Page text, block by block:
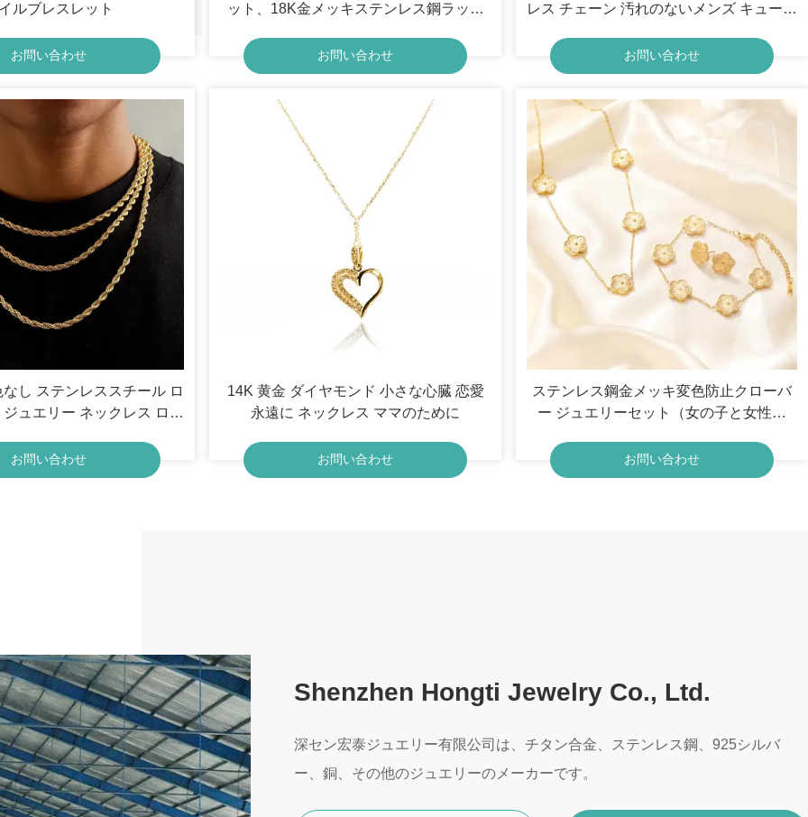
ルブレスレット
お問い合わせ
ット、18K金メッキステンレス鋼ラッキ
ルバーチェーンブレスレット、レディー
スジュエリーギフト
お問い合わせ
レス チェーン 汚れのないメンズ キューバ
お問い合わせ
し ステンレススチール ロ
ュエリー ネックレス ロー
お問い合わせ
14K 黄金 ダイヤモンド 小さな心臓 恋愛
永遠に ネックレス ママのために
お問い合わせ
ステンレス鋼金メッキ変色防止クローバ
ー ジュエリーセット（女の子と女性向
お問い合わせ
Shenzhen Hongti Jewelry Co., Ltd.
深セン宏泰ジュエリー有限公司は、チタン合金、ステンレス鋼、925シルバ
ー、銅、その他のジュエリーのメーカーです。